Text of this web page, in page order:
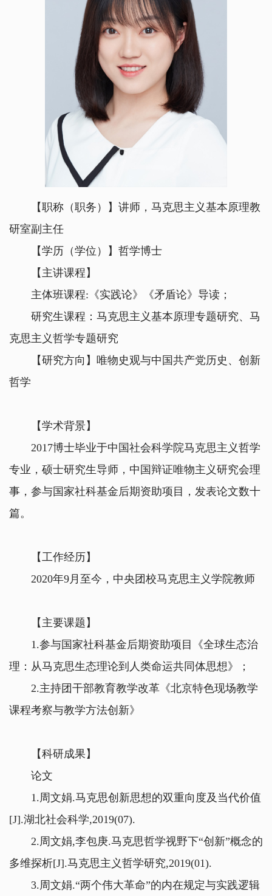
【职称（职务）】讲师，马克思主义基本原理教
研室副主任
【学历（学位）】哲学博士
【主讲课程】
主体班课程:《实践论》《矛盾论》导读；
研究生课程：马克思主义基本原理专题研究、马
克思主义哲学专题研究
【研究方向】唯物史观与中国共产党历史、创新
哲学
【学术背景】
2017博士毕业于中国社会科学院马克思主义哲学
专业，硕士研究生导师，中国辩证唯物主义研究会理
事，参与国家社科基金后期资助项目，发表论文数十
篇。
【工作经历】
2020年9月至今，中央团校马克思主义学院教师
【主要课题】
1.参与国家社科基金后期资助项目《全球生态治
理：从马克思生态理论到人类命运共同体思想》；
2.主持团干部教育教学改革《北京特色现场教学
课程考察与教学方法创新》
【科研成果】
论文
1.周文娟.马克思创新思想的双重向度及当代价值
[J].湖北社会科学,2019(07).
2.周文娟,李包庚.马克思哲学视野下“创新”概念的
多维探析[J].马克思主义哲学研究,2019(01).
3.周文娟.“两个伟大革命”的内在规定与实践逻辑